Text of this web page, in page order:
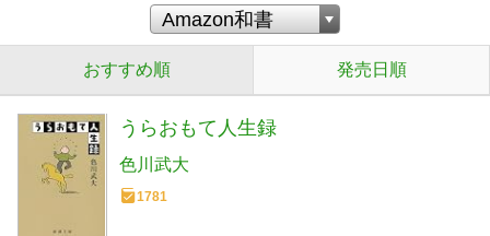
おすすめ順 発売日順
うらおもて人生録
色川武大
1781